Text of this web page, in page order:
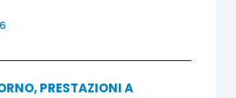
,PRESTAZIONI A